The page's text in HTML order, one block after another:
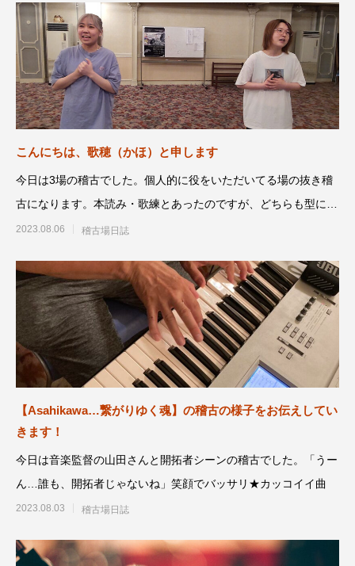
こんにちは、歌穂（かほ）と申します
今日は3場の稽古でした。個人的に役をいただいてる場の抜き稽
古になります。本読み・歌練とあったのですが、どちらも型には
めることに意識がいって
2023.08.06 稽古場日誌
【Asahikawa…繋がりゆく魂】の稽古の様子をお伝えしてい
きます！
今日は音楽監督の山田さんと開拓者シーンの稽古でした。「うー
ん…誰も、開拓者じゃないね」笑顔でバッサリ★カッコイイ曲
2023.08.03 稽古場日誌